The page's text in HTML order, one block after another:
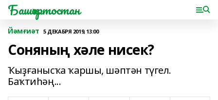
Башҡортостан
Йәмғиәт 5 ДЕКАБРЯ 2019, 13:00
Соняның хәле нисек?
Ҡыҙғанысҡа ҡаршы, шәптән түгел.
Баҡтиһәң...